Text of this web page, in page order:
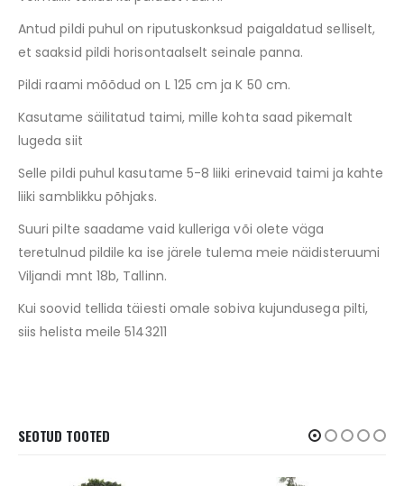
Antud pildi puhul on riputuskonksud paigaldatud selliselt,
et saaksid pildi horisontaalselt seinale panna.
Pildi raami mõõdud on L 125 cm ja K 50 cm.
Kasutame säilitatud taimi, mille kohta saad pikemalt
lugeda siit
Selle pildi puhul kasutame 5-8 liiki erinevaid taimi ja kahte
liiki samblikku põhjaks.
Suuri pilte saadame vaid kulleriga või olete väga
teretulnud pildile ka ise järele tulema meie näidisteruumi
Viljandi mnt 18b, Tallinn.
Kui soovid tellida täiesti omale sobiva kujundusega pilti,
siis helista meile 5143211
SEOTUD TOOTED